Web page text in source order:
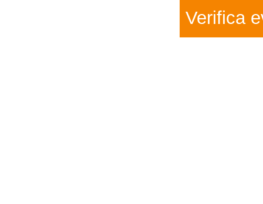
Verifica